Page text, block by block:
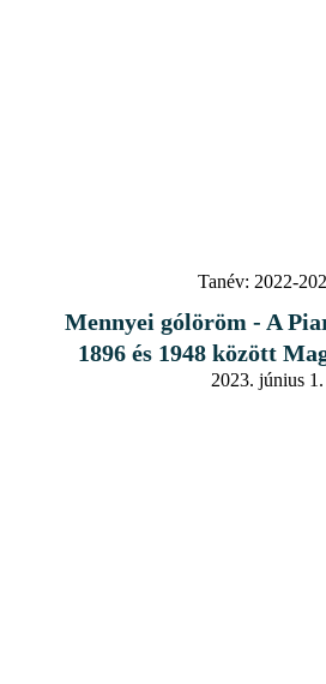
Tanév: 2022-
Mennyei gólöröm - A
1896 és 1948 között
2023. június 1.